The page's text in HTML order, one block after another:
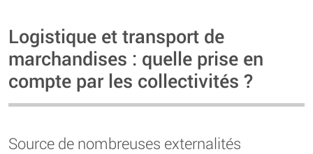
Logistique et transport de
marchandises : quelle prise en
compte par les collectivités ?
Source de nombreuses externalités